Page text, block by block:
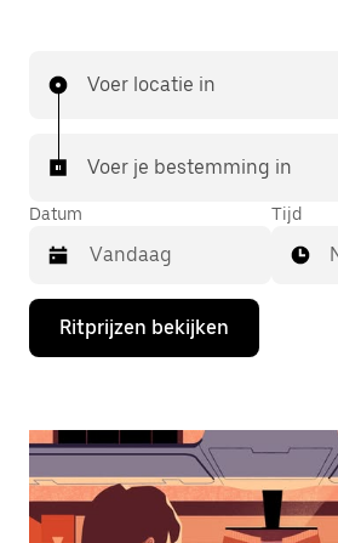
Voer locatie in
Voer je bestemming in
Datum
Druk
de
de
te
openen
Tijd
Ritprijzen bekijken